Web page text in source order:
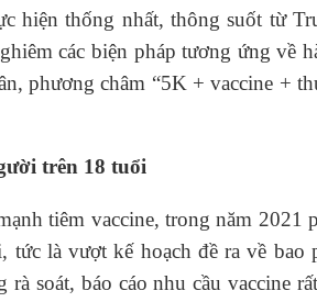
hiện thống nhất, thông suốt từ
các biện pháp tương ứng về
phương châm “5K + vaccine +
trên 18 tuổi
tiêm vaccine, trong năm 2021
là vượt kế hoạch đề ra về bao
soát, báo cáo nhu cầu vaccine